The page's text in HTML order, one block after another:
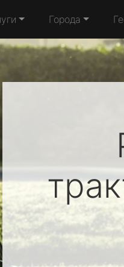
Города